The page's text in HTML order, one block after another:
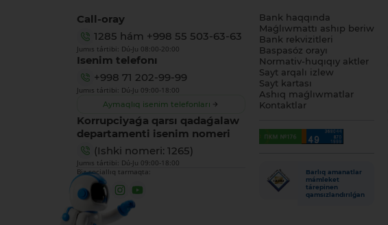
Call-oray
1285 hám +998 55 503-63-63
Jumıs tártibi: Dú-Ju 08:00-20:00
Isenim telefonı
+998 71 202-99-99
Jumıs tártibi: Dú-Ju 09:00-18:00
Aymaqlıq isenim telefonları
Korrupciyaǵa qarsı qadaǵalaw
departamenti isenim nomeri
(Ishki nomeri: 1265)
Jumıs tártibi: Dú-Ju 09:00-18:00
Biz sociallıq tarmaqta:
Bank haqqında
Maǵlıwmattı ashıp beriw
Bank rekvizitleri
Baspasóz orayı
Normativ-huqıqıy aktler
Sayt arqalı izlew
Sayt kartası
Ashıq maǵlıwmatlar
Kontaktlar
Barlıq amanatlar
mámleket
tárepinen
qamsızlandırılǵan